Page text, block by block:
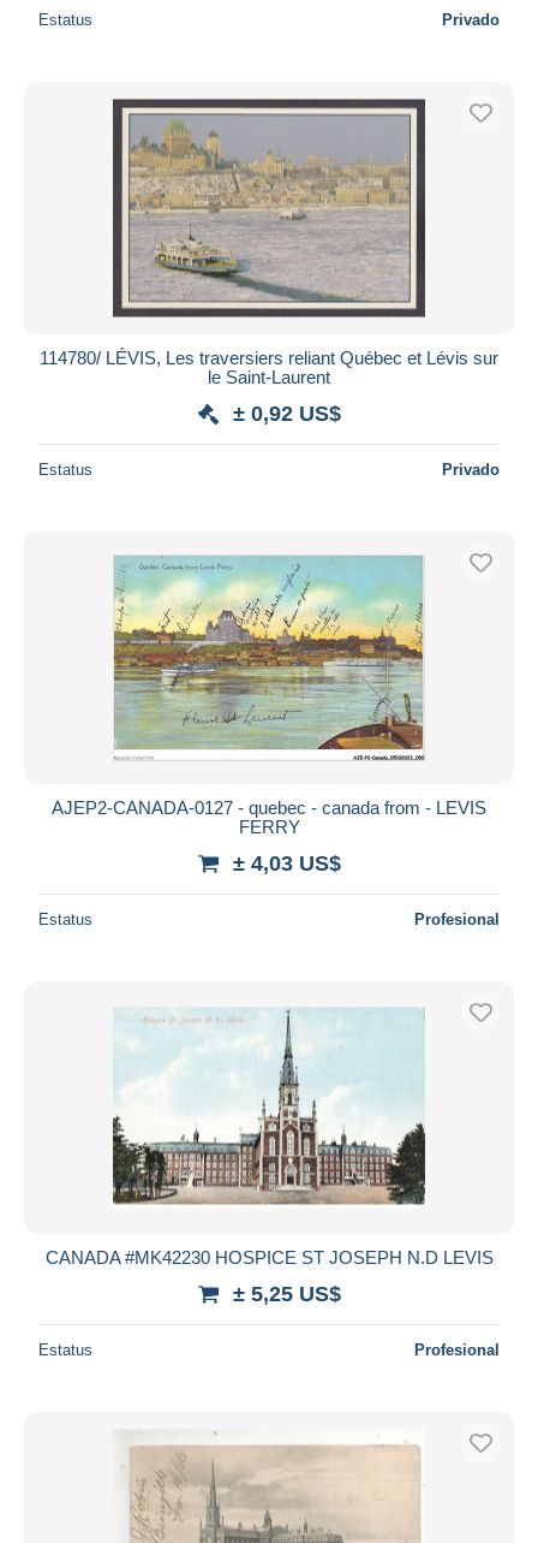
Estatus Privado
114780/ LÉVIS, Les traversiers reliant Québec et Lévis sur
le Saint-Laurent
± 0,92 US$
Estatus Privado
AJEP2-CANADA-0127 - quebec - canada from - LEVIS
FERRY
± 4,03 US$
Estatus Profesional
CANADA #MK42230 HOSPICE ST JOSEPH N.D LEVIS
± 5,25 US$
Estatus Profesional